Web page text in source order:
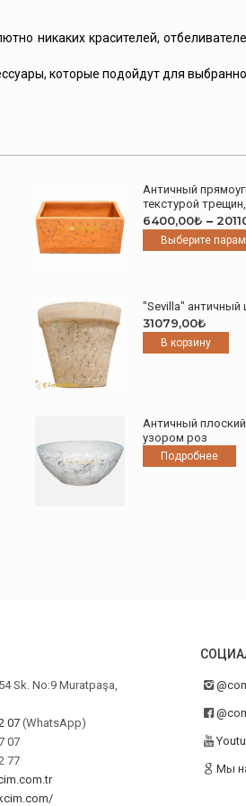
никаких красителей,
которые подойдут для
Античный
текстурой
6400,00₺ –
Выберите
"Sevilla"
31079,00₺
В корзину
Античный
узором роз
Подробнее
Sk. No:9 Muratpaşa,
07 (WhatsApp)
07
77
Мы